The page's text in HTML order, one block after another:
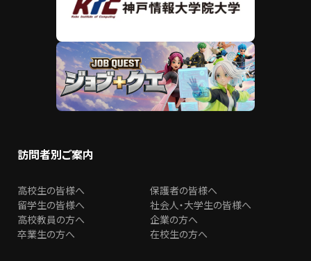
訪問者別ご案内
高校生の皆様へ
保護者の皆様へ
留学生の皆様へ
社会人・大学生の皆様へ
高校教員の方へ
企業の方へ
卒業生の方へ
在校生の方へ